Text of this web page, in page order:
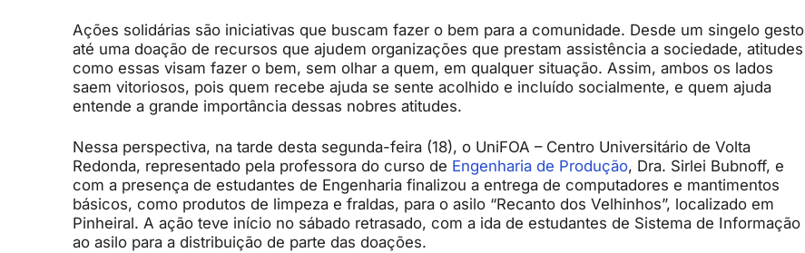
Ações solidárias são iniciativas que buscam fazer o bem para a comunidade. Desde um singelo gesto
até uma doação de recursos que ajudem organizações que prestam assistência a sociedade, atitudes
como essas visam fazer o bem, sem olhar a quem, em qualquer situação. Assim, ambos os lados
saem vitoriosos, pois quem recebe ajuda se sente acolhido e incluído socialmente, e quem ajuda
entende a grande importância dessas nobres atitudes.
Nessa perspectiva, na tarde desta segunda-feira (18), o UniFOA – Centro Universitário de Volta
Redonda, representado pela professora do curso de Engenharia de Produção, Dra. Sirlei Bubnoff, e
com a presença de estudantes de Engenharia finalizou a entrega de computadores e mantimentos
básicos, como produtos de limpeza e fraldas, para o asilo “Recanto dos Velhinhos”, localizado em
Pinheiral. A ação teve início no sábado retrasado, com a ida de estudantes de Sistema de Informação
ao asilo para a distribuição de parte das doações.